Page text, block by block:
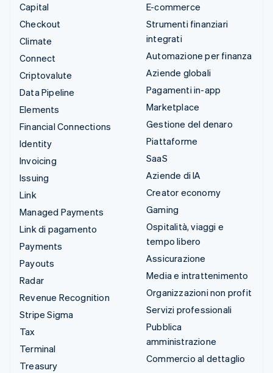
Capital
Checkout
Climate
Connect
Criptovalute
Data Pipeline
Elements
Financial Connections
Identity
Invoicing
Issuing
Link
Managed Payments
Link di pagamento
Payments
Payouts
Radar
Revenue Recognition
Stripe Sigma
Tax
Terminal
Treasury
E-commerce
Strumenti finanziari
integrati
Automazione per finanza
Aziende globali
Pagamenti in-app
Marketplace
Gestione del denaro
Piattaforme
SaaS
Aziende di IA
Creator economy
Gaming
Ospitalità, viaggi e
tempo libero
Assicurazione
Media e intrattenimento
Organizzazioni non profit
Servizi professionali
Pubblica
amministrazione
Commercio al dettaglio